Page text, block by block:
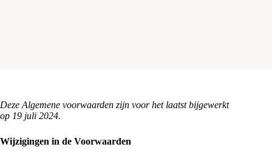
Deze Algemene voorwaarden zijn voor het laatst bijgewerkt
op 19 juli 2024.
Wijzigingen in de Voorwaarden